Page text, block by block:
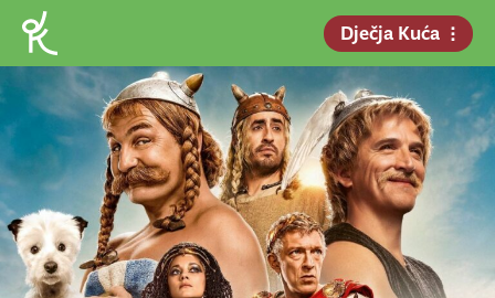
Dječja Kuća